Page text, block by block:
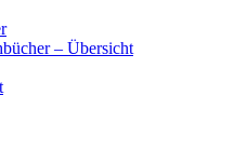
– Übersicht